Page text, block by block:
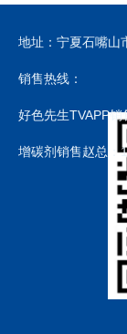
地址：宁夏石
销售热线：
好色先生TVAPP销
增碳剂销售赵总